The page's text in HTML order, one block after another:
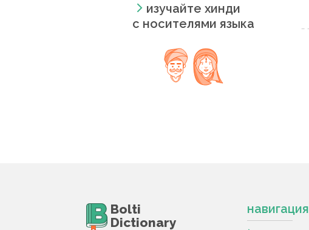
изучайте хинди
с носителями языка
Bolti
Dictionary
навигация